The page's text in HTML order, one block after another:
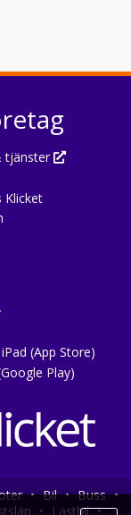
tjänster
Klicket
(App Store)
Play)
• Bil • Buss •
• Lastbil •